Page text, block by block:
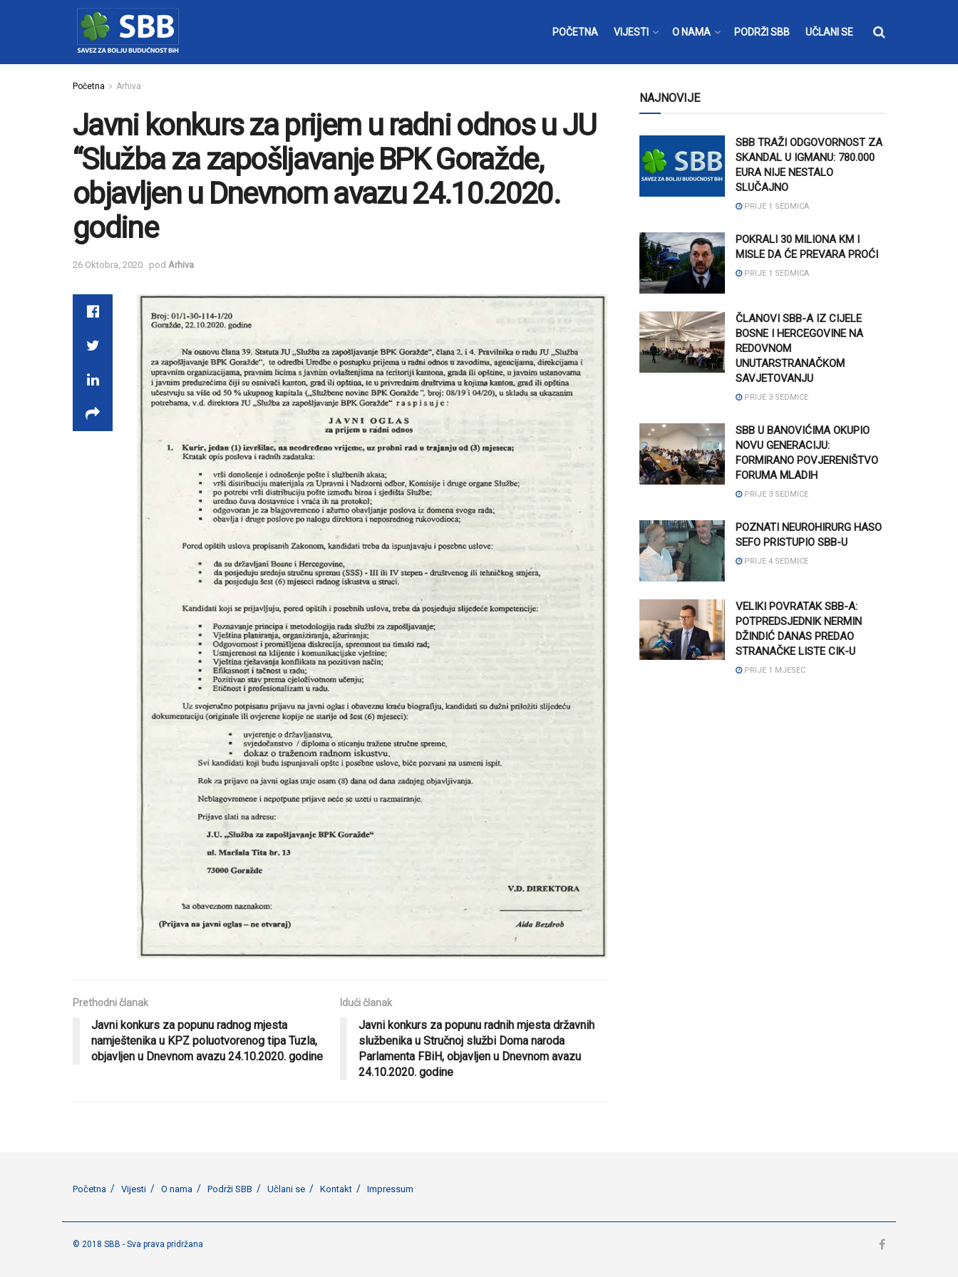
POČETNA VIJESTI O NAMA PODRŽI SBB UČLANI SE
Početna Arhiva
Javni konkurs za prijem u radni odnos u JU
“Služba za zapošljavanje BPK Goražde,
objavljen u Dnevnom avazu 24.10.2020.
godine
26 Oktobra, 2020 pod Arhiva
Prethodni članak
Javni konkurs za popunu radnog mjesta
namještenika u KPZ poluotvorenog tipa Tuzla,
objavljen u Dnevnom avazu 24.10.2020. godine
Idući članak
Javni konkurs za popunu radnih mjesta državnih
službenika u Stručnoj službi Doma naroda
Parlamenta FBiH, objavljen u Dnevnom avazu
24.10.2020. godine
NAJNOVIJE
SBB TRAŽI ODGOVORNOST ZA
SKANDAL U IGMANU: 780.000
EURA NIJE NESTALO
SLUČAJNO
PRIJE 1 SEDMICA
POKRALI 30 MILIONA KM I
MISLE DA ĆE PREVARA PROĆI
PRIJE 1 SEDMICA
ČLANOVI SBB-A IZ CIJELE
BOSNE I HERCEGOVINE NA
REDOVNOM
UNUTARSTRANAČKOM
SAVJETOVANJU
PRIJE 3 SEDMICE
SBB U BANOVIĆIMA OKUPIO
NOVU GENERACIJU:
FORMIRANO POVJERENIŠTVO
FORUMA MLADIH
PRIJE 3 SEDMICE
POZNATI NEUROHIRURG HASO
SEFO PRISTUPIO SBB-U
PRIJE 4 SEDMICE
VELIKI POVRATAK SBB-A:
POTPREDSJEDNIK NERMIN
DŽINDIĆ DANAS PREDAO
STRANAČKE LISTE CIK-U
PRIJE 1 MJESEC
Početna Vijesti O nama Podrži SBB Učlani se Kontakt Impressum
© 2018 SBB - Sva prava pridržana